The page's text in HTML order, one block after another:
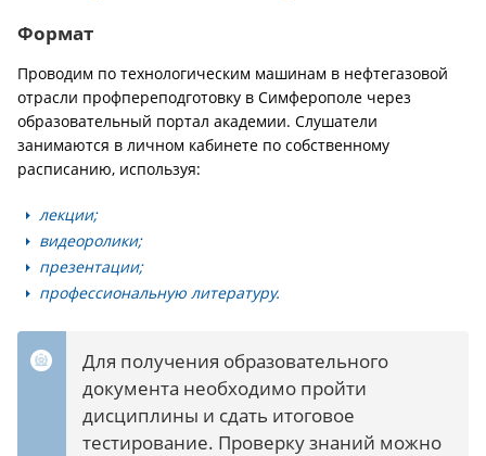
Формат
Проводим по технологическим машинам в нефтегазовой
отрасли профпереподготовку в Симферополе через
образовательный портал академии. Слушатели
занимаются в личном кабинете по собственному
расписанию, используя:
лекции;
видеоролики;
презентации;
профессиональную литературу.
Для получения образовательного
документа необходимо пройти
дисциплины и сдать итоговое
тестирование. Проверку знаний можно